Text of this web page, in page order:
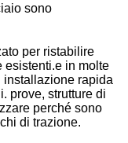
sono
per ristabilire
esistenti.e in molte
rapida
prove, strutture di
perché sono
di trazione.